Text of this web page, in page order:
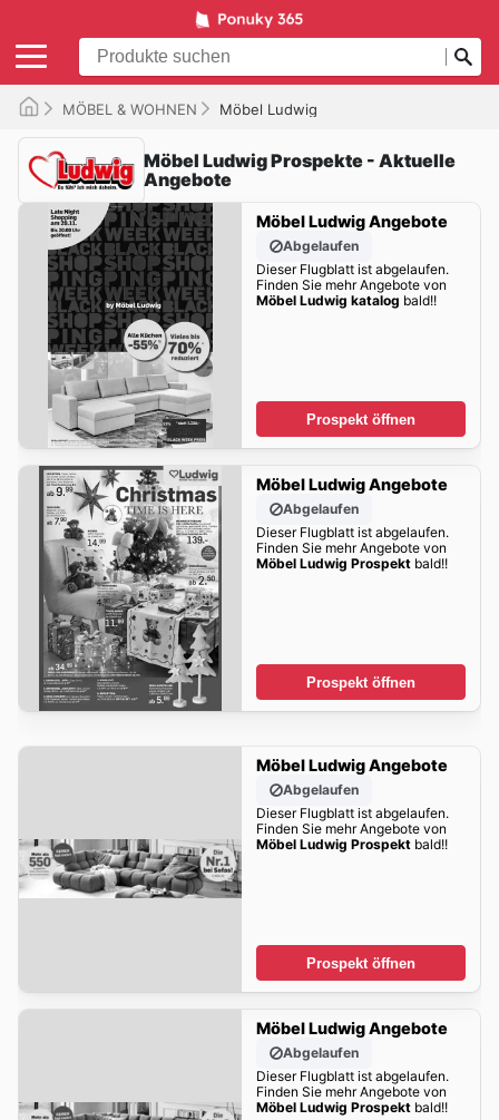
MÖBEL & WOHNEN Möbel Ludwig
Möbel Ludwig Prospekte - Aktuelle
Angebote
Möbel Ludwig Angebote
Abgelaufen
Dieser Flugblatt ist abgelaufen.
Finden Sie mehr Angebote von
Möbel Ludwig katalog bald!!
Prospekt öffnen
Möbel Ludwig Angebote
Abgelaufen
Dieser Flugblatt ist abgelaufen.
Finden Sie mehr Angebote von
Möbel Ludwig Prospektbald!!
Prospekt öffnen
Möbel Ludwig Angebote
Abgelaufen
Dieser Flugblatt ist abgelaufen.
Finden Sie mehr Angebote von
Möbel Ludwig Prospektbald!!
Prospekt öffnen
Möbel Ludwig Angebote
Abgelaufen
Dieser Flugblatt ist abgelaufen.
Finden Sie mehr Angebote von
Möbel Ludwig Prospektbald!!